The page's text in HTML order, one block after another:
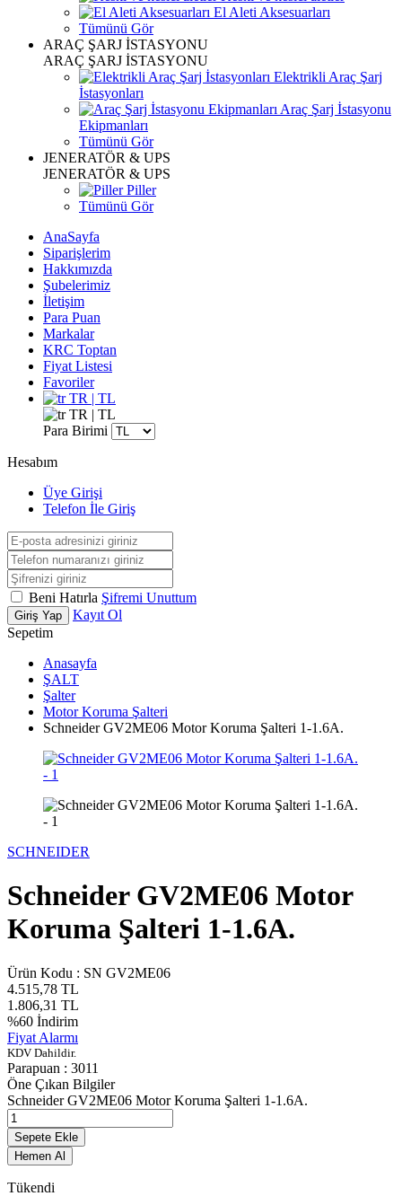
El Aleti Aksesuarları
Tümünü Gör
ARAÇ ŞARJ İSTASYONU
ARAÇ ŞARJ İSTASYONU
Elektrikli Araç Şarj
İstasyonları
Araç Şarj İstasyonu
Ekipmanları
Tümünü Gör
JENERATÖR & UPS
JENERATÖR & UPS
Piller
Tümünü Gör
AnaSayfa
Siparişlerim
Hakkımızda
Şubelerimiz
İletişim
Para Puan
Markalar
KRC Toptan
Fiyat Listesi
Favoriler
TR | TL
TR | TL
Para Birimi
Hesabım
Üye Girişi
Telefon İle Giriş
Beni Hatırla Şifremi Unuttum
Giriş Yap
Kayıt Ol
Sepetim
Anasayfa
ŞALT
Şalter
Motor Koruma Şalteri
Schneider GV2ME06 Motor Koruma Şalteri 1-1.6A.
SCHNEIDER
Schneider GV2ME06 Motor
Koruma Şalteri 1-1.6A.
Ürün Kodu : SN GV2ME06
4.515,78 TL
1.806,31 TL
%60 İndirim
Fiyat Alarmı
KDV Dahildir.
Parapuan : 3011
Öne Çıkan Bilgiler
Schneider GV2ME06 Motor Koruma Şalteri 1-1.6A.
Sepete Ekle
Hemen Al
Tükendi